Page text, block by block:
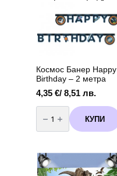
Космос Банер Happy
Birthday – 2 метра
4,35 €/ 8,51 лв.
количество
за
Космос
Банер
-
2
метра
КУПИ